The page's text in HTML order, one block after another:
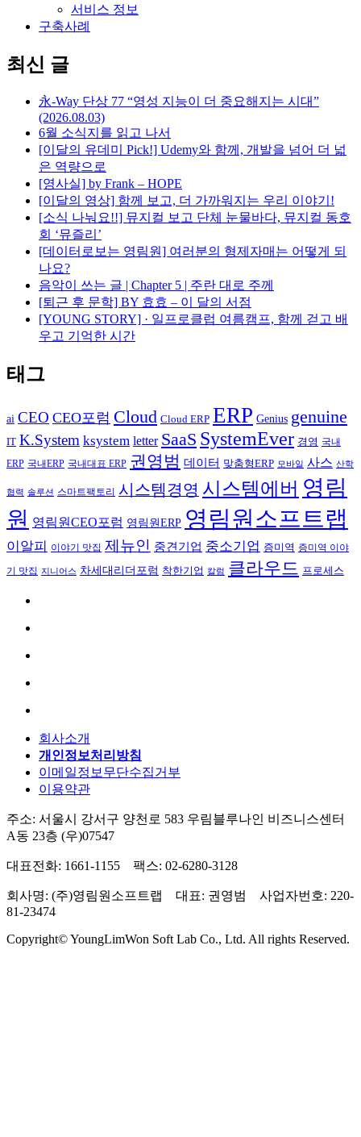
서비스 정보
구축사례
최신 글
永-Way 단상 77 “영성 지능이 더 중요해지는 시대”
(2026.08.03)
6월 소식지를 읽고 나서
[이달의 유데미 Pick!] Udemy와 함께, 개발을 넘어 더 넓
은 역량으로
[영사실] by Frank – HOPE
[이달의 영상] 함께 보고, 더 가까워지는 우리 이야기!
[소식 나눠요!!] 뮤지컬 보고 단체 눈물바다, 뮤지컬 동호
회 ‘뮤즐리’
[데이터로보는 영림원] 여러분의 형제자매는 어떻게 되
나요?
음악이 쓰는 글 | Chapter 5 | 주란 대로 주께
[퇴근 후 문학] BY 효효 – 이 달의 서점
[YOUNG STORY] · 일프로클럽 여름캠프, 함께 걷고 배
우고 기억한 시간
태그
ai CEO CEO포럼 Cloud Cloud ERP ERP Genius genuine
IT K.System ksystem letter SaaS SystemEver 경영 국내
ERP 국내ERP 국내대표 ERP 권영범 데이터 맞춤형ERP 모바일 사스 산학
협력 솔루션 스마트팩토리 시스템경영 시스템에버 영림
원 영림원CEO포럼 영림원ERP 영림원소프트랩
이알피 이야기 맛집 제뉴인 중견기업 중소기업 증미역 증미역 이야
기 맛집 지니어스 차세대리더포럼 착한기업 칼럼 클라우드 프로세스
회사소개
개인정보처리방침
이메일정보무단수집거부
이용약관
주소: 서울시 강서구 양천로 583 우림블루나인 비즈니스센터
A동 23층 (우)07547
대표전화: 1661-1155 팩스: 02-6280-3128
회사명: (주)영림원소프트랩 대표: 권영범 사업자번호: 220-
81-23474
Copyright© YoungLimWon Soft Lab Co., Ltd. All rights Reserved.